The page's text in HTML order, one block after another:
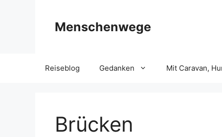
Menschenwege
Reiseblog Gedanken Mit Caravan,
Brücken